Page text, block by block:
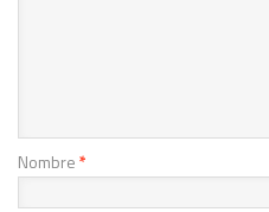
Nombre*